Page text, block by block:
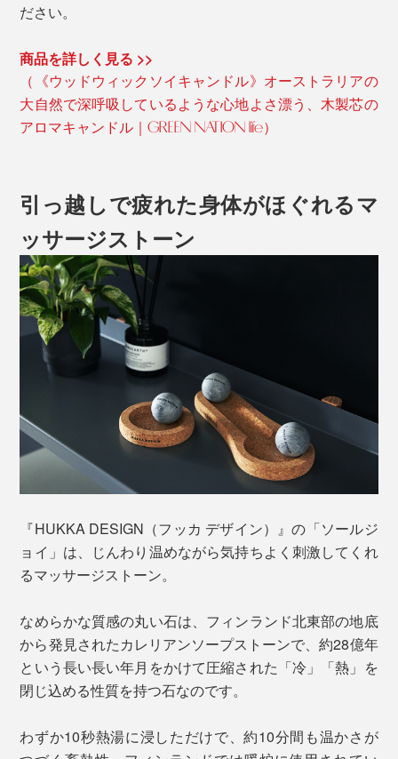
ださい。
商品を詳しく見る >>
（《ウッドウィックソイキャンドル》オーストラリアの
大自然で深呼吸しているような心地よさ漂う、木製芯の
アロマキャンドル｜GREEN NATION life）
引っ越しで疲れた身体がほぐれるマ
ッサージストーン
『HUKKA DESIGN（フッカ デザイン）』の「ソールジ
ョイ」は、じんわり温めながら気持ちよく刺激してくれ
るマッサージストーン。
なめらかな質感の丸い石は、フィンランド北東部の地底
から発見されたカレリアンソープストーンで、約28億年
という長い長い年月をかけて圧縮された「冷」「熱」を
閉じ込める性質を持つ石なのです。
わずか10秒熱湯に浸しただけで、約10分間も温かさが